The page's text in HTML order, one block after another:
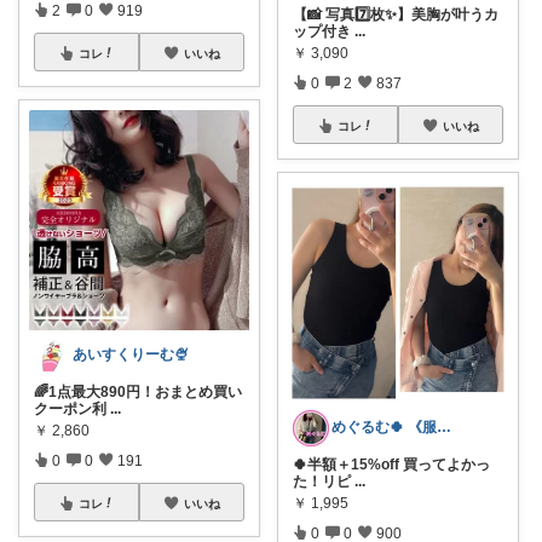
2 0 919
コレ いいね
あいすくりーむ🍨
🌈1点最大890円！おまとめ買い
クーポン利 ...
￥ 2,860
0 0 191
コレ いいね
【📸 写真7️⃣枚✨】美胸が叶うカ
ップ付き ...
￥ 3,090
0 2 837
コレ いいね
めぐるむ🍀 《服と暮らし》朝コレ
🍀半額＋15%off 買ってよかっ
た！リピ ...
￥ 1,995
0 0 900